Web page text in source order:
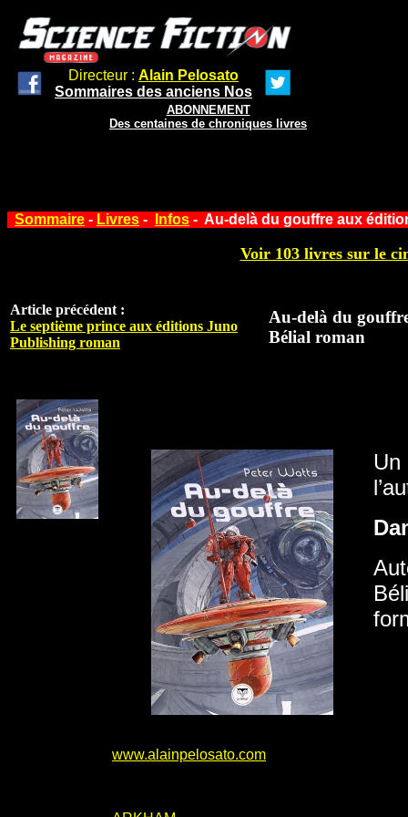
Directeur : Alain Pelosato
Sommaires des anciens Nos
ABONNEMENT
Des centaines de chroniques livres
Sommaire - Livres - Infos - Au-delà du gouffre aux
Voir 103 livres sur le
Article précédent :
Le septième prince aux éditions Juno
Publishing roman
Au-delà du
Bélial roman
Un
www.alainpelosato.com